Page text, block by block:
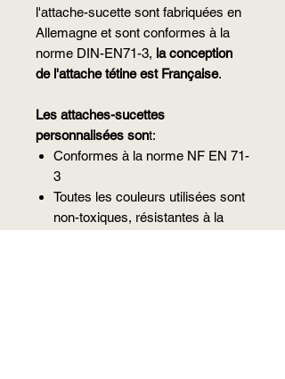
l'attache-sucette sont fabriquées en
Allemagne et sont conformes à la
norme DIN-EN71-3, la conception
de l'attache tétine est Française.
Les attaches-sucettes
personnalisées sont:
Conformes à la norme NF EN 71-
3
Toutes les couleurs utilisées sont
non-toxiques, résistantes à la